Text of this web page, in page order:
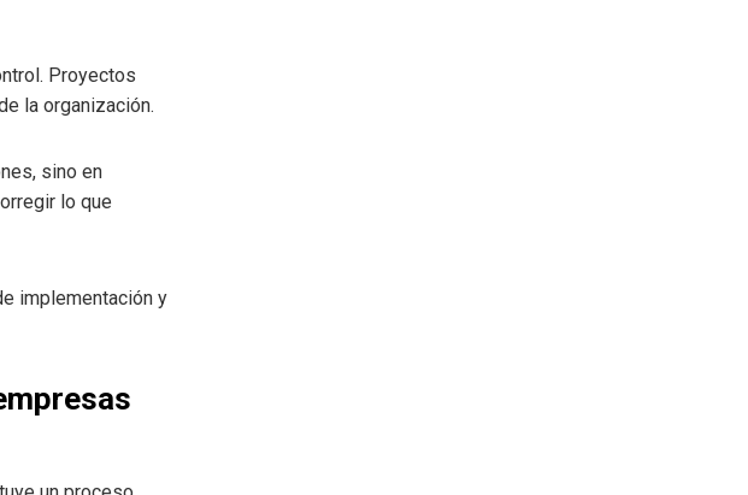
Proyectos
la organización.
sino en
lo que
implementación y